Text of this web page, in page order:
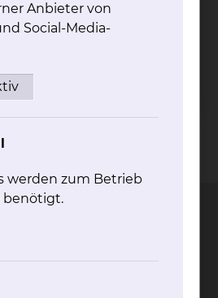
90, 38126 Braunschweig
gGmbH
Anbieter von
Social-Media-
werden zum Betrieb
benötigt.